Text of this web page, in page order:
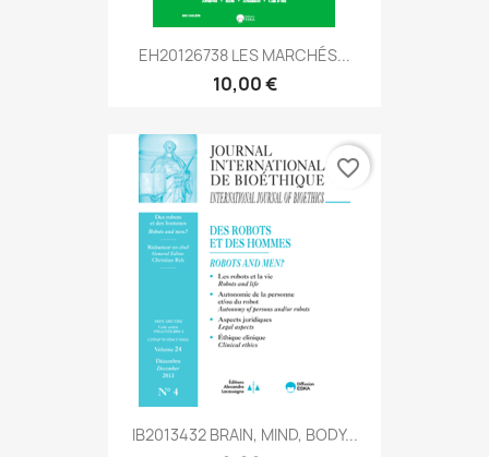
EH20126738 LES MARCHÉS...
10,00 €
IB2013432 BRAIN, MIND, BODY...
favorite_border